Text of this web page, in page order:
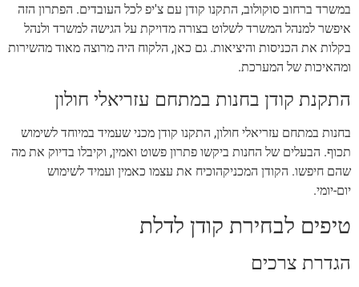
במשרד ברחוב סוקולוב, התקנו קודן עם צ'יפ לכל העובדים. הפתרון הזה
איפשר למנהל המשרד לשלוט בצורה מדויקת על הגישה למשרד ולנהל
בקלות את הכניסות והיציאות. גם כאן, הלקוח היה מרוצה מאוד מהשירות
ומהאיכות של המערכת.
התקנת קודן בחנות במתחם עזריאלי חולון
בחנות במתחם עזריאלי חולון, התקנו קודן מכני שעמיד במיוחד לשימוש
תכוף. הבעלים של החנות ביקשו פתרון פשוט ואמין, וקיבלו בדיוק את מה
שהם חיפשו. הקודן המכניקהוכיח את עצמו כאמין ועמיד לשימוש
יום-יומי.
טיפים לבחירת קודן לדלת
הגדרת צרכים